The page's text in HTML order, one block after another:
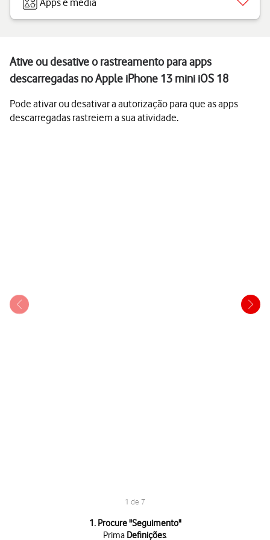
Apps e media
Ative ou desative o rastreamento para apps
descarregadas no Apple iPhone 13 mini iOS 18
Pode ativar ou desativar a autorização para que as apps
descarregadas rastreiem a sua atividade.
1 de 7
1. Procure "Seguimento"
Prima Definições.